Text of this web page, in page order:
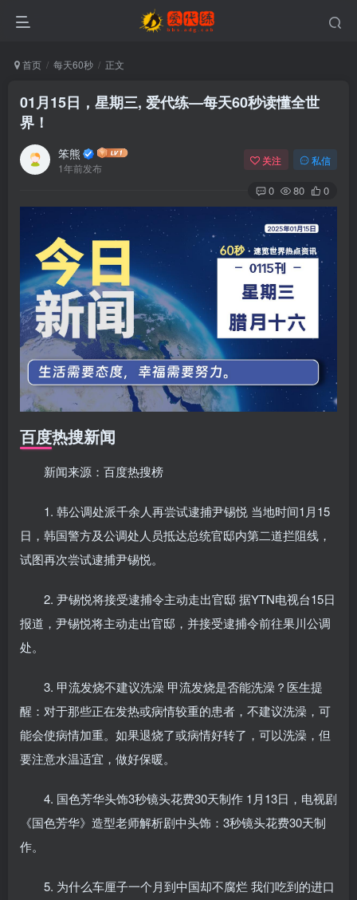
首页 每天60秒 正文
01月15日，星期三, 爱代练—每天60秒读懂全世
界！
笨熊
1年前发布
关注 私信
0 80 0
百度热搜新闻
新闻来源：百度热搜榜
1. 韩公调处派千余人再尝试逮捕尹锡悦 当地时间1月15
日，韩国警方及公调处人员抵达总统官邸内第二道拦阻线，
试图再次尝试逮捕尹锡悦。
2. 尹锡悦将接受逮捕令主动走出官邸 据YTN电视台15日
报道，尹锡悦将主动走出官邸，并接受逮捕令前往果川公调
处。
3. 甲流发烧不建议洗澡 甲流发烧是否能洗澡？医生提
醒：对于那些正在发热或病情较重的患者，不建议洗澡，可
能会使病情加重。如果退烧了或病情好转了，可以洗澡，但
要注意水温适宜，做好保暖。
4. 国色芳华头饰3秒镜头花费30天制作 1月13日，电视剧
《国色芳华》造型老师解析剧中头饰：3秒镜头花费30天制
作。
5. 为什么车厘子一个月到中国却不腐烂 我们吃到的进口